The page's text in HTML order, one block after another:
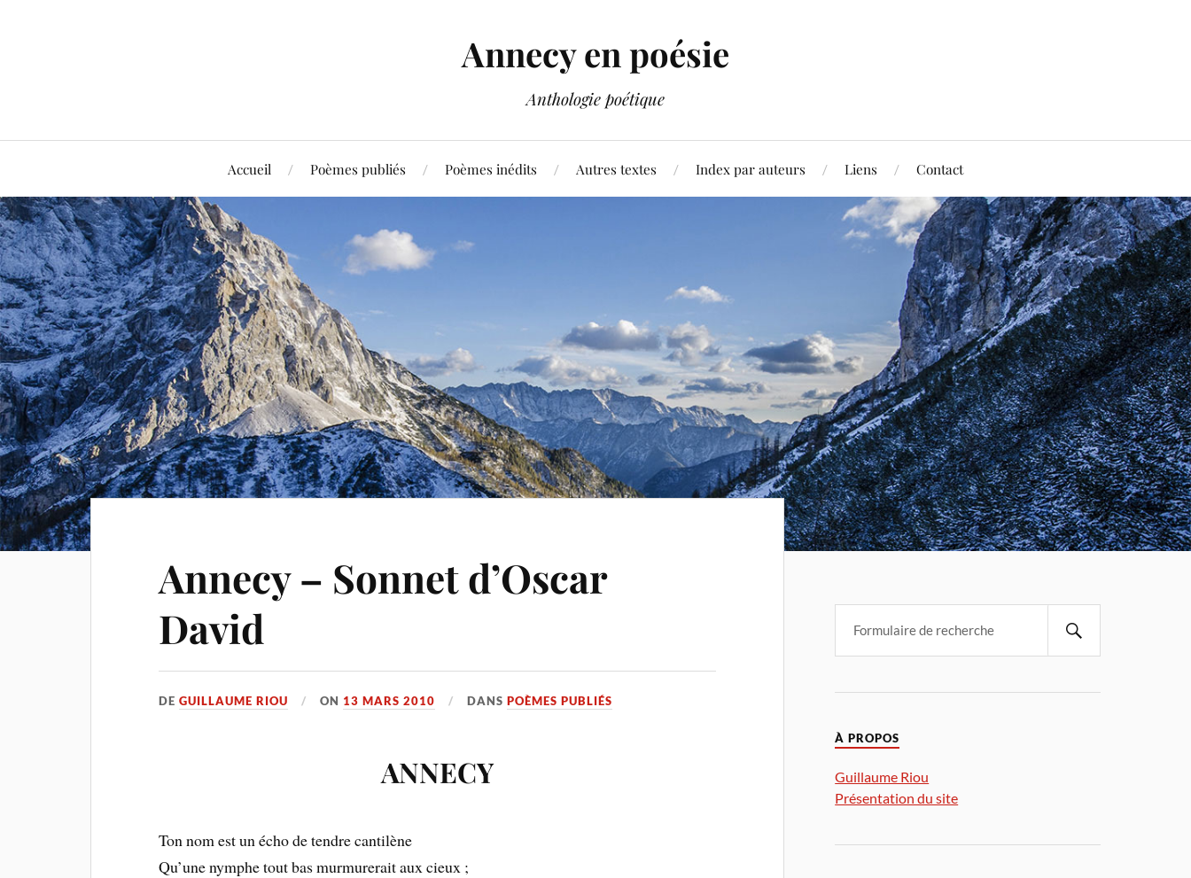
Annecy en poésie
Anthologie poétique
Accueil Poèmes publiés Poèmes inédits Autres textes Index par auteurs Liens Contact
Annecy – Sonnet d’Oscar
David
DEGUILLAUME RIOU ON 13 MARS 2010 DANSPOÈMES PUBLIÉS
ANNECY
Ton nom est un écho de tendre cantilène
Qu’une nymphe tout bas murmurerait aux cieux ;
À PROPOS
Guillaume Riou
Présentation du site